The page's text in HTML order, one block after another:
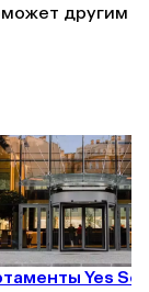
сломался,
проблемой
есть
сбой со
внимание
том числе
тоже
связи.
другим
Yes